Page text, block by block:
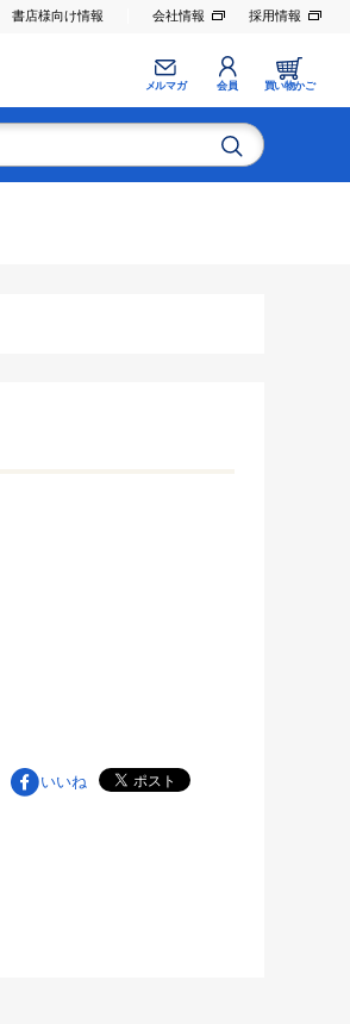
書店様向け情報 会社情報 採用情報
メルマガ 会員 買い物かご
いいね